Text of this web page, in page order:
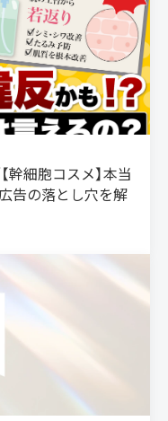
幹細胞コスメ】本当
告の落とし穴を解